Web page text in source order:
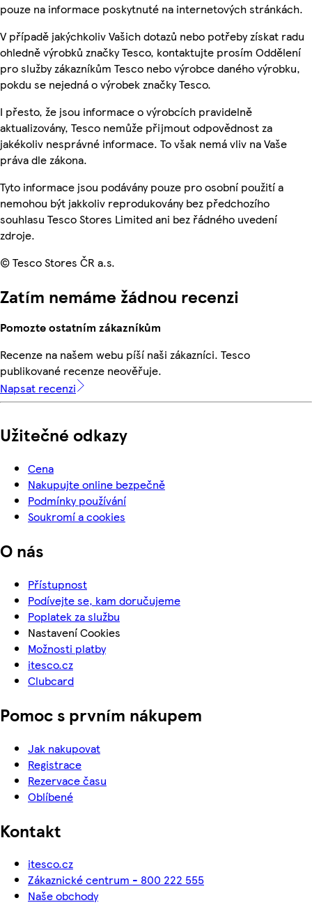
pouze na informace poskytnuté na internetových stránkách.
V případě jakýchkoliv Vašich dotazů nebo potřeby získat radu
ohledně výrobků značky Tesco, kontaktujte prosím Oddělení
pro služby zákazníkům Tesco nebo výrobce daného výrobku,
pokdu se nejedná o výrobek značky Tesco.
I přesto, že jsou informace o výrobcích pravidelně
aktualizovány, Tesco nemůže přijmout odpovědnost za
jakékoliv nesprávné informace. To však nemá vliv na Vaše
práva dle zákona.
Tyto informace jsou podávány pouze pro osobní použití a
nemohou být jakkoliv reprodukovány bez předchozího
souhlasu Tesco Stores Limited ani bez řádného uvedení
zdroje.
© Tesco Stores ČR a.s.
Zatím nemáme žádnou recenzi
Pomozte ostatním zákazníkům
Recenze na našem webu píší naši zákazníci. Tesco
publikované recenze neověřuje.
Napsat recenzi
Užitečné odkazy
Cena
Nakupujte online bezpečně
Podmínky používání
Soukromí a cookies
O nás
Přístupnost
Podívejte se, kam doručujeme
Poplatek za službu
Nastavení Cookies
Možnosti platby
itesco.cz
Clubcard
Pomoc s prvním nákupem
Jak nakupovat
Registrace
Rezervace času
Oblíbené
Kontakt
itesco.cz
Zákaznické centrum - 800 222 555
Naše obchody